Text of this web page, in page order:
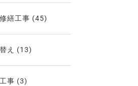
繕工事 (45)
え (13)
事 (3)